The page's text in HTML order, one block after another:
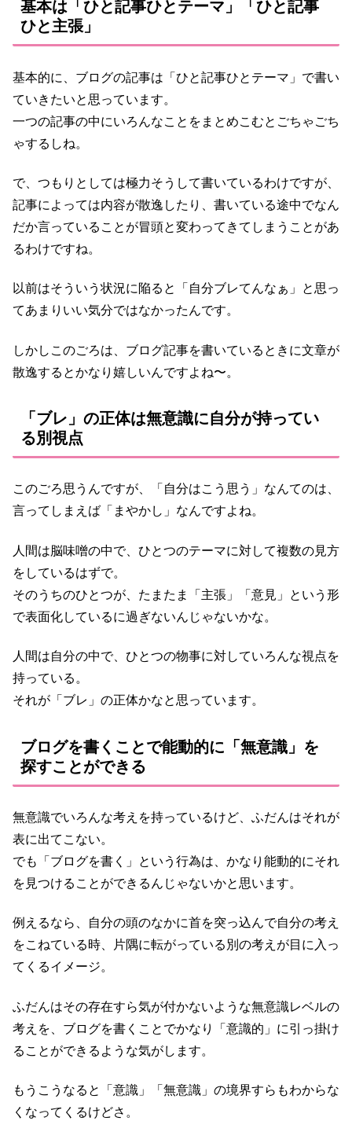
基本は「ひと記事ひとテーマ」「ひと記事
ひと主張」
基本的に、ブログの記事は「ひと記事ひとテーマ」で書い
ていきたいと思っています。
一つの記事の中にいろんなことをまとめこむとごちゃごち
ゃするしね。
で、つもりとしては極力そうして書いているわけですが、
記事によっては内容が散逸したり、書いている途中でなん
だか言っていることが冒頭と変わってきてしまうことがあ
るわけですね。
以前はそういう状況に陥ると「自分ブレてんなぁ」と思っ
てあまりいい気分ではなかったんです。
しかしこのごろは、ブログ記事を書いているときに文章が
散逸するとかなり嬉しいんですよね〜。
「ブレ」の正体は無意識に自分が持ってい
る別視点
このごろ思うんですが、「自分はこう思う」なんてのは、
言ってしまえば「まやかし」なんですよね。
人間は脳味噌の中で、ひとつのテーマに対して複数の見方
をしているはずで。
そのうちのひとつが、たまたま「主張」「意見」という形
で表面化しているに過ぎないんじゃないかな。
人間は自分の中で、ひとつの物事に対していろんな視点を
持っている。
それが「ブレ」の正体かなと思っています。
ブログを書くことで能動的に「無意識」を
探すことができる
無意識でいろんな考えを持っているけど、ふだんはそれが
表に出てこない。
でも「ブログを書く」という行為は、かなり能動的にそれ
を見つけることができるんじゃないかと思います。
例えるなら、自分の頭のなかに首を突っ込んで自分の考え
をこねている時、片隅に転がっている別の考えが目に入っ
てくるイメージ。
ふだんはその存在すら気が付かないような無意識レベルの
考えを、ブログを書くことでかなり「意識的」に引っ掛け
ることができるような気がします。
もうこうなると「意識」「無意識」の境界すらもわからな
くなってくるけどさ。